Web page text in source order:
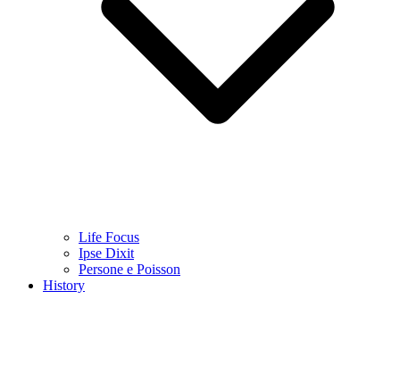
Life Focus
Ipse Dixit
Persone e Poisson
History